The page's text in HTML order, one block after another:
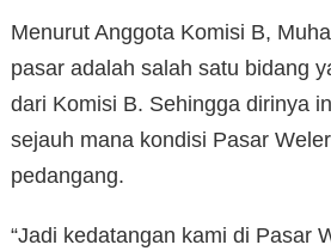
Menurut Anggota Komisi B,
pasar adalah salah satu bidang
dari Komisi B. Sehingga dirinya
sejauh mana kondisi Pasar
pedangang.
“Jadi kedatangan kami di Pasar